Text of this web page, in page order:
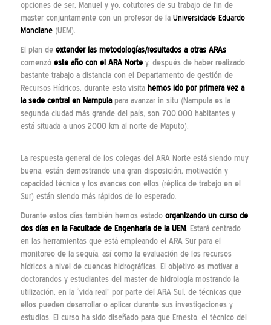
opciones de ser, Manuel y yo, cotutores de su trabajo de fin de
master conjuntamente con un profesor de la Universidade Eduardo
Mondlane(UEM).
El plan de extender las metodologías/resultados a otras ARAs
comenzó este año con el ARA Nortey, después de haber realizado
bastante trabajo a distancia con el Departamento de gestión de
Recursos Hídricos, durante esta visita hemos ido por primera vez a
la sede central en Nampulapara avanzar in situ (Nampula es la
segunda ciudad más grande del país, son 700.000 habitantes y
está situada a unos 2000 km al norte de Maputo).
La respuesta general de los colegas del ARA Norte está siendo muy
buena, están demostrando una gran disposición, motivación y
capacidad técnica y los avances con ellos (réplica de trabajo en el
Sur) están siendo más rápidos de lo esperado.
Durante estos días también hemos estado organizando un curso de
dos días en la Facultade de Engenhariade la UEM. Estará centrado
en las herramientas que está empleando el ARA Sur para el
monitoreo de la sequía, así como la evaluación de los recursos
hídricos a nivel de cuencas hidrográficas. El objetivo es motivar a
doctorandos y estudiantes del master de hidrología mostrando la
utilización, en la “vida real” por parte del ARA Sul, de técnicas que
ellos pueden desarrollar o aplicar durante sus investigaciones y
estudios. El curso ha sido diseñado para que Ernesto, el técnico del